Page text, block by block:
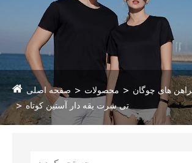
صفحه اصلی محصولات
های چوگان
تی شرت یقه دار آستین کوتاه